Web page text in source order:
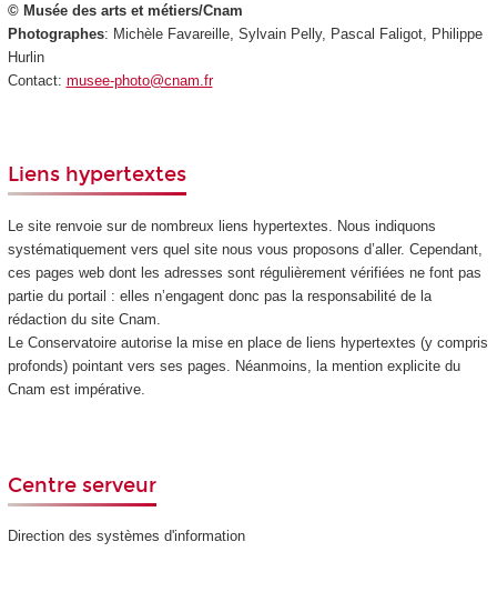
© Musée des arts et métiers/Cnam
Photographes: Michèle Favareille, Sylvain Pelly, Pascal Faligot, Philippe
Hurlin
Contact: musee-photo@cnam.fr
Liens hypertextes
Le site renvoie sur de nombreux liens hypertextes. Nous indiquons
systématiquement vers quel site nous vous proposons d’aller. Cependant,
ces pages web dont les adresses sont régulièrement vérifiées ne font pas
partie du portail : elles n’engagent donc pas la responsabilité de la
rédaction du site Cnam.
Le Conservatoire autorise la mise en place de liens hypertextes (y compris
profonds) pointant vers ses pages. Néanmoins, la mention explicite du
Cnam est impérative.
Centre serveur
Direction des systèmes d'information